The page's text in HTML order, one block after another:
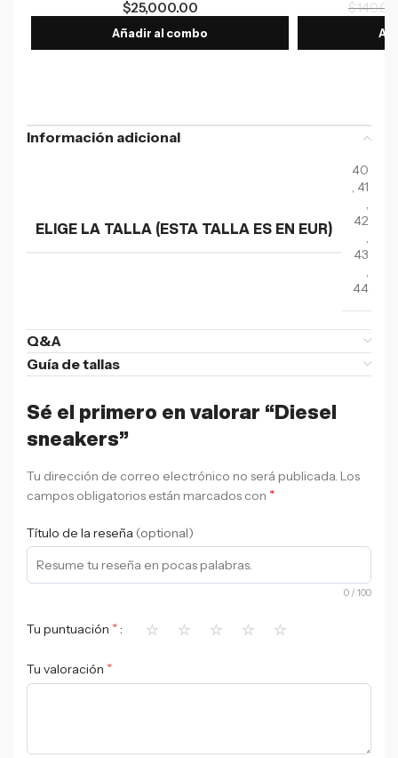
$25,000.00
Añadir al combo
$
Información adicional
ELIGE LA TALLA (ESTA TALLA ES EN EUR)
40
, 41
,
42
,
43
,
44
Q&A
Guía de tallas
Sé el primero en valorar “Diesel
sneakers”
Tu dirección de correo electrónico no será publicada. Los
campos obligatorios están marcados con *
Título de la reseña (optional)
0 / 100
Tu puntuación * ⭐ ⭐ ⭐ ⭐ ⭐
Tu valoración *